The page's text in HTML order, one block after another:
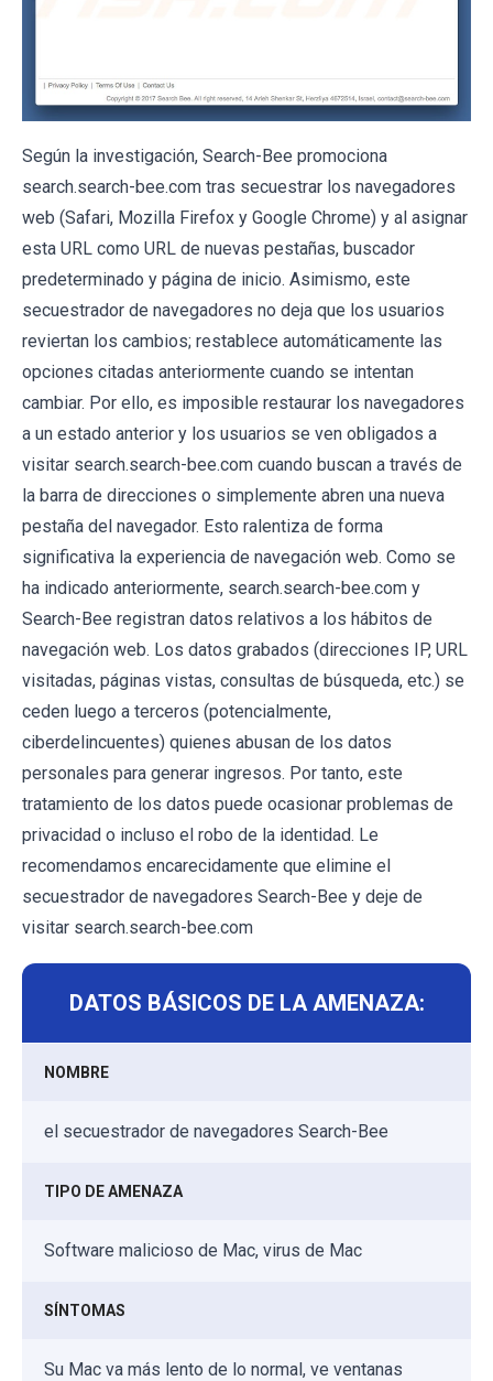
Según la investigación, Search-Bee promociona
search.search-bee.com tras secuestrar los navegadores
web (Safari, Mozilla Firefox y Google Chrome) y al asignar
esta URL como URL de nuevas pestañas, buscador
predeterminado y página de inicio. Asimismo, este
secuestrador de navegadores no deja que los usuarios
reviertan los cambios; restablece automáticamente las
opciones citadas anteriormente cuando se intentan
cambiar. Por ello, es imposible restaurar los navegadores
a un estado anterior y los usuarios se ven obligados a
visitar search.search-bee.com cuando buscan a través de
la barra de direcciones o simplemente abren una nueva
pestaña del navegador. Esto ralentiza de forma
significativa la experiencia de navegación web. Como se
ha indicado anteriormente, search.search-bee.com y
Search-Bee registran datos relativos a los hábitos de
navegación web. Los datos grabados (direcciones IP, URL
visitadas, páginas vistas, consultas de búsqueda, etc.) se
ceden luego a terceros (potencialmente,
ciberdelincuentes) quienes abusan de los datos
personales para generar ingresos. Por tanto, este
tratamiento de los datos puede ocasionar problemas de
privacidad o incluso el robo de la identidad. Le
recomendamos encarecidamente que elimine el
secuestrador de navegadores Search-Bee y deje de
visitar search.search-bee.com
DATOS BÁSICOS DE LA AMENAZA:
NOMBRE
el secuestrador de navegadores Search-Bee
TIPO DE AMENAZA
Software malicioso de Mac, virus de Mac
SÍNTOMAS
Su Mac va más lento de lo normal, ve ventanas